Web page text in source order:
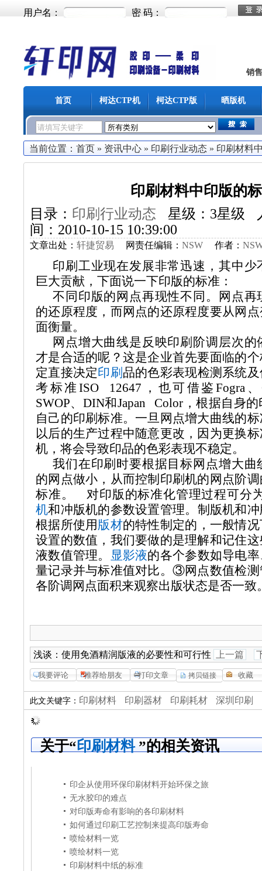
用户名： 密 码：
销
首页 柯达CTP机 柯达CTP版 晒版机
当前位置： 首页 » 资讯中心 » 印刷行业动态 » 印刷材料
印刷材料中印版的
目录： 印刷行业动态 星级：3星级
间：2010-10-15 10:39:00
文章出处： 轩捷贸易 网责任编辑： NSW 作者：
印刷工业现在发展非常迅速，其中少
巨大贡献，下面说一下印版的标准：
不同印版的网点再现性不同。网点再
的还原程度，而网点的还原程度要从网
面衡量。
网点增大曲线是反映印刷阶调层次
才是合适的呢？这是企业首先要面临的
定直接决定印刷 品的色彩表现检测系统
考标准 ISO 12647 ，也可借鉴Fogra 、
SWOP、 DIN和Japan Color ，根据自身
自己的印刷标准。一旦网点增大曲线的
以后的生产过程中随意更改，因为更换
机，将会导致印品的色彩表现不稳定。
我们在印刷时要根据目标网点增大曲
的网点做小，从而控制印刷机的网点阶
标准。 对印版的标准化管理过程可分
机和冲版机的参数设置管理。制版机和
根据所使用版材的特性制定的，一般情
设置的数值，我们要做的是理解和记住
液数值管理。
显影液的各个参数如导电
量记录并与标准值对比。③网点数值检
各阶调网点面积来观察出版状态是否一致
浅谈：使用免酒精润版液的必要性和可行性 上一篇
此文关键字： 印刷材料 印刷器材 印刷耗材 深圳印刷
关于“印刷材料 ”的相关资讯
印企从使用环保印刷材料开始环保之旅
无水胶印的难点
对印版寿命有影响的各印刷材料
如何通过印刷工艺控制来提高印版寿命
喷绘材料一览
喷绘材料一览
印刷材料中纸的标准